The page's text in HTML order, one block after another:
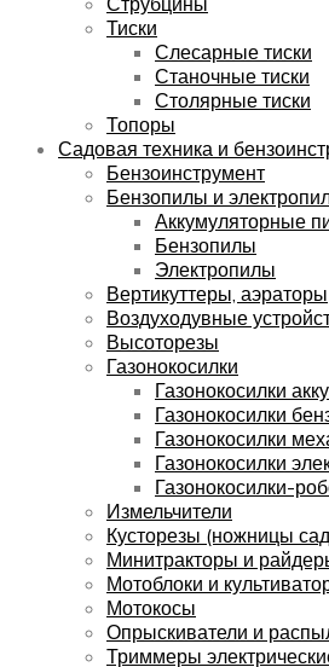
Тиски
Слесарные тиски
Станочные тиски
Столярные тиски
Топоры
Садовая техника и
Бензоинструмент
Бензопилы и
Аккумуляторные
Бензопилы
Электропилы
Вертикуттеры, аэраторы
Воздуходувные
Высоторезы
Газонокосилки
Газонокосилки
Газонокосилки
Газонокосилки
Газонокосилки
Газонокосилки-
Измельчители
Кусторезы (ножницы
Минитракторы и
Мотоблоки и
Мотокосы
Опрыскиватели и
Триммеры